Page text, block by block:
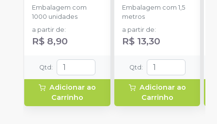
Embalagem com
1000 unidades
a partir de:
R$ 8,90
Qtd :
Adicionar ao
Carrinho
Embalagem com 1,5
metros
a partir de:
R$ 13,30
Qtd :
Adicionar ao
Carrinho